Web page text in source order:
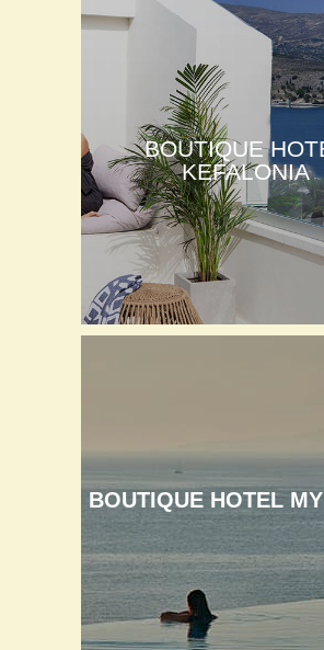
BOUTIQUE
KEFALONIA
BOUTIQUE HOTEL